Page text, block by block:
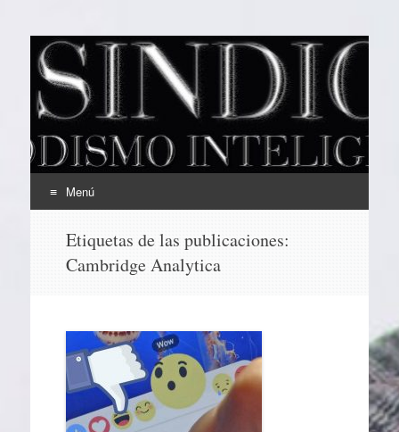
EL SINDICAL
Periodismo Inteligente
Menú
contenido
Etiquetas de las publicaciones:
Cambridge Analytica